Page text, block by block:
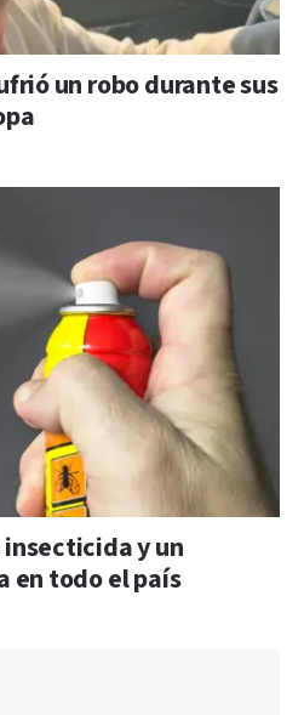
un robo durante sus
insecticida y un
en todo el país